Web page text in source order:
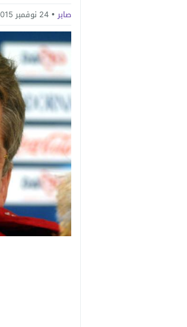
صابر 24 نوفمبر 2015